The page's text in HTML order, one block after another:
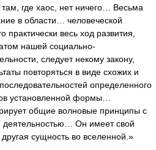
где хаос, нет ничего… Весьма
в области… человеческой
практически весь ход развития,
нашей социально-
следует некому закону,
повторяться в виде схожих и
определенного
установленной формы…
общие волновые принципы с
деятельностью… Он имеет свой
сущность во вселенной.»